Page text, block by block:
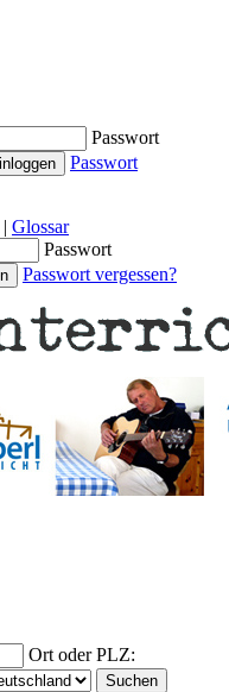
Passwort
Passwort
| Glossar
Passwort
Passwort vergessen?
Ort oder PLZ: